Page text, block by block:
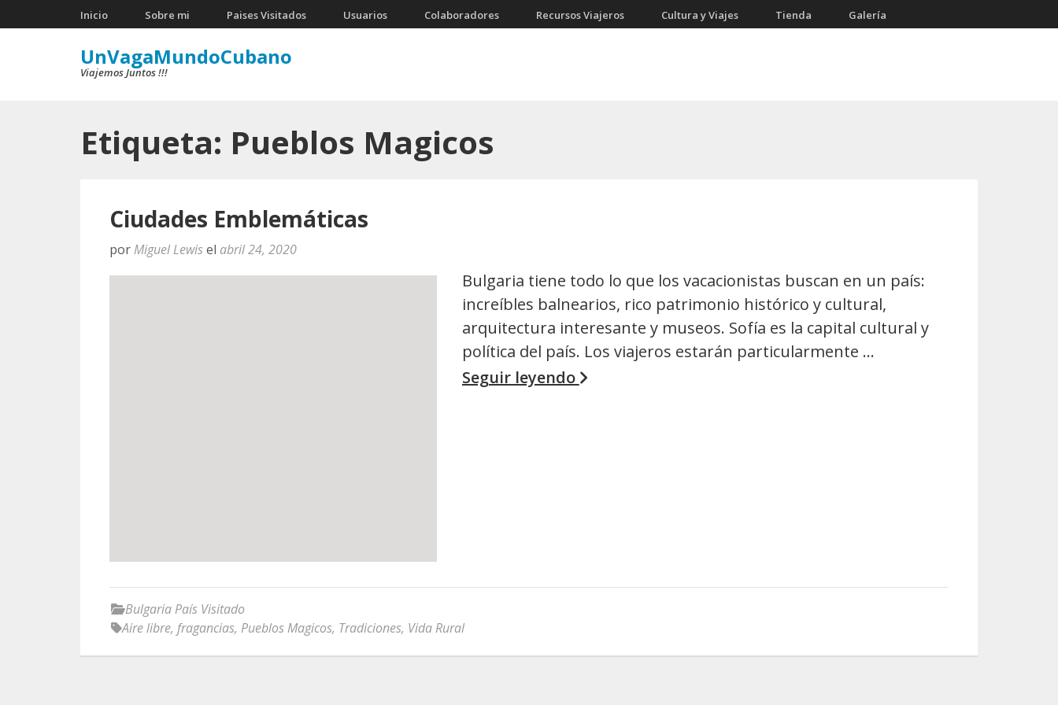
al
Inicio Sobre mi Paises Visitados Usuarios Colaboradores Recursos Viajeros Cultura y Viajes Tienda Galería
UnVagaMundoCubano
Viajemos Juntos !!!
Etiqueta: Pueblos Magicos
Ciudades Emblemáticas
porMiguel Lewisel abril 24, 2020
Bulgaria tiene todo lo que los vacacionistas buscan en un país:
increíbles balnearios, rico patrimonio histórico y cultural,
arquitectura interesante y museos. Sofía es la capital cultural y
política del país. Los viajeros estarán particularmente …
Seguir leyendo
Bulgaria País Visitado
Aire libre, fragancias, Pueblos Magicos, Tradiciones, Vida Rural